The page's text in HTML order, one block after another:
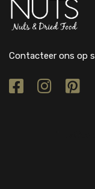
Contacteer ons op